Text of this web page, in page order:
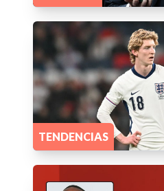
TENDENCIAS